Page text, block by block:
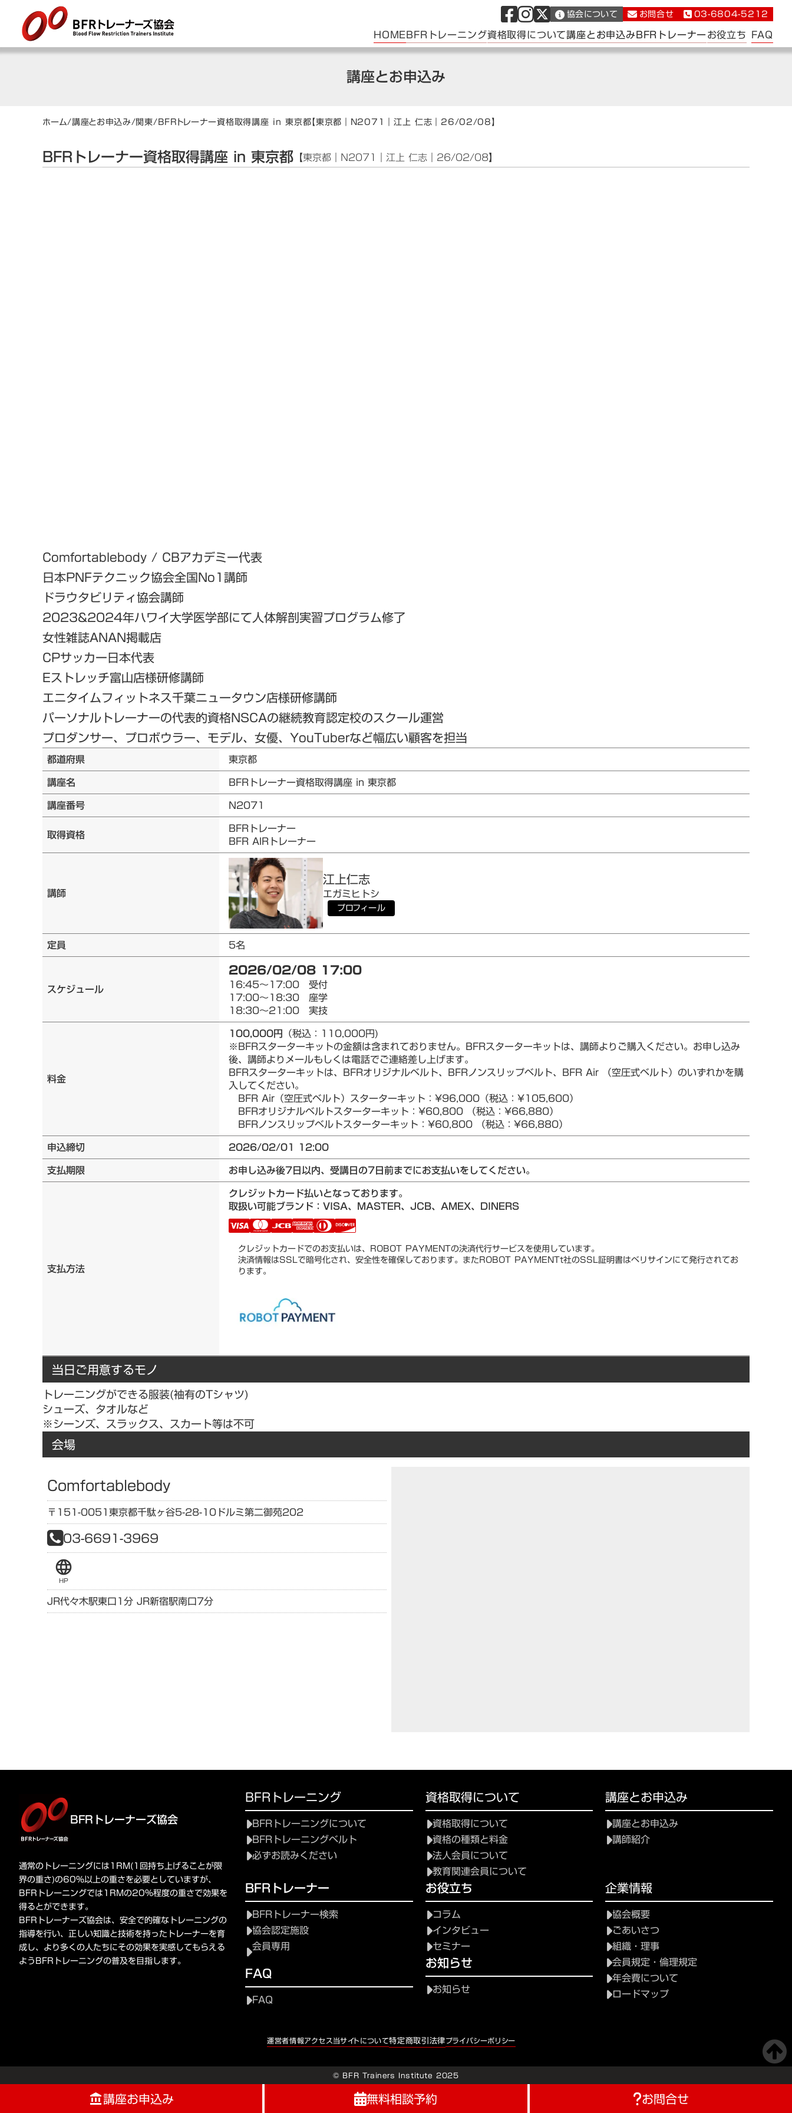
講座とお申込み
ホーム/講座とお申込み/関東/BFRトレーナー資格取得講座 in 東京都【東京都｜N2071｜江上 仁志｜26/02/08】
BFRトレーナー資格取得講座 in 東京都 【東京都｜N2071｜江上 仁志｜26/02/08】
Comfortablebody / CBアカデミー代表
日本PNFテクニック協会全国No1講師
ドラウタビリティ協会講師
2023&2024年ハワイ大学医学部にて人体解剖実習プログラム修了
女性雑誌ANAN掲載店
CPサッカー日本代表
Eストレッチ富山店様研修講師
エニタイムフィットネス千葉ニュータウン店様研修講師
パーソナルトレーナーの代表的資格NSCAの継続教育認定校のスクール運営
プロダンサー、プロボウラー、モデル、女優、YouTuberなど幅広い顧客を担当
都道府県
東京都
講座名
BFRトレーナー資格取得講座 in 東京都
講座番号
N2071
取得資格
BFRトレーナー
BFR AIRトレーナー
講師
江上仁志
エガミヒトシ
プロフィール
定員 5名
スケジュール
2026/02/08 17:00
16:45～17:00 受付
17:00～18:30 座学
18:30～21:00 実技
料金
100,000円 （税込：110,000円)
※BFRスターターキットの金額は含まれておりません。BFRスターターキットは、講師よりご購入ください。お申し込み
後、講師よりメールもしくは電話でご連絡差し上げます。
BFRスターターキットは、BFRオリジナルベルト、BFRノンスリップベルト、BFR Air （空圧式ベルト）のいずれかを購
入してください。
BFR Air（空圧式ベルト）スターターキット：¥96,000（税込：¥105,600）
BFRオリジナルベルトスターターキット：¥60,800 （税込：¥66,880）
BFRノンスリップベルトスターターキット：¥60,800 （税込：¥66,880）
申込締切
2026/02/01 12:00
支払期限
お申し込み後7日以内、受講日の7日前までにお支払いをしてください。
支払方法
クレジットカード払いとなっております。
取扱い可能ブランド：VISA、MASTER、JCB、AMEX、DINERS
クレジットカードでのお支払いは、ROBOT PAYMENTの決済代行サービスを使用しています。
決済情報はSSLで暗号化され、安全性を確保しております。またROBOT PAYMENTt社のSSL証明書はベリサインにて発行されてお
ります。
当日ご用意するモノ
トレーニングができる服装(袖有のTシャツ)
シューズ、タオルなど
※シーンズ、スラックス、スカート等は不可
会場
Comfortablebody
〒151-0051東京都千駄ヶ谷5-28-10ドルミ第二御苑202
03-6691-3969
language
HP
JR代々木駅東口1分 JR新宿駅南口7分
BFRトレーナーズ協会
通常のトレーニングには1RM(1回持ち上げることが限
界の重さ)の60%以上の重さを必要としていますが、
BFRトレーニングでは1RMの20%程度の重さで効果を
得るとができます。
BFRトレーナーズ協会は、安全で的確なトレーニングの
指導を行い、正しい知識と技術を持ったトレーナーを育
成し、より多くの人たちにその効果を実感してもらえる
ようBFRトレーニングの普及を目指します。
BFRトレーニング
BFRトレーニングについて
BFRトレーニングベルト
必ずお読みください
資格取得について
資格取得について
資格の種類と料金
法人会員について
教育関連会員について
講座とお申込み
講座とお申込み
講師紹介
BFRトレーナー
BFRトレーナー検索
協会認定施設
会員専用
FAQ
FAQ
お役立ち
コラム
インタビュー
セミナー
お知らせ
お知らせ
企業情報
協会概要
ごあいさつ
組織・理事
会員規定・倫理規定
年会費について
ロードマップ
運営者情報アクセス当サイトについて特定商取引法律プライバシーポリシー
© BFR Trainers Institute 2025
account_balance講座お申込み 無料相談予約 お問合せ
協会について お問合せ 03-6804-5212
HOMEBFRトレーニング資格取得について講座とお申込みBFRトレーナーお役立ち FAQ